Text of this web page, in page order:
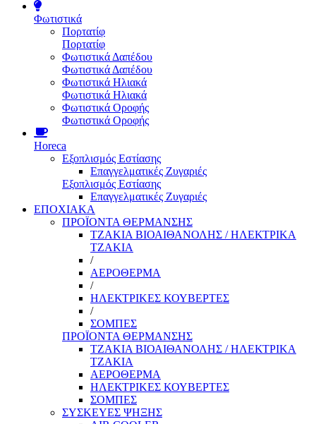
Φωτιστικά
Πορτατίφ
Πορτατίφ
Φωτιστικά Δαπέδου
Φωτιστικά Δαπέδου
Φωτιστικά Ηλιακά
Φωτιστικά Ηλιακά
Φωτιστικά Οροφής
Φωτιστικά Οροφής
Horeca
Εξοπλισμός Εστίασης
Επαγγελματικές Ζυγαριές
Εξοπλισμός Εστίασης
Επαγγελματικές Ζυγαριές
ΕΠΟΧΙΑΚΑ
ΠΡΟΪΟΝΤΑ ΘΕΡΜΑΝΣΗΣ
ΤΖΑΚΙΑ ΒΙΟΑΙΘΑΝΟΛΗΣ / ΗΛΕΚΤΡΙΚΑ
ΤΖΑΚΙΑ
/
ΑΕΡΟΘΕΡΜΑ
/
ΗΛΕΚΤΡΙΚΕΣ ΚΟΥΒΕΡΤΕΣ
/
ΣΟΜΠΕΣ
ΠΡΟΪΟΝΤΑ ΘΕΡΜΑΝΣΗΣ
ΤΖΑΚΙΑ ΒΙΟΑΙΘΑΝΟΛΗΣ / ΗΛΕΚΤΡΙΚΑ
ΤΖΑΚΙΑ
ΑΕΡΟΘΕΡΜΑ
ΗΛΕΚΤΡΙΚΕΣ ΚΟΥΒΕΡΤΕΣ
ΣΟΜΠΕΣ
ΣΥΣΚΕΥΕΣ ΨΗΞΗΣ